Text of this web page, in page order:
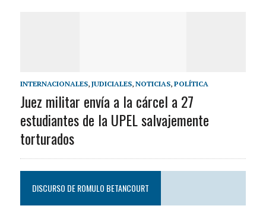
INTERNACIONALES, JUDICIALES, NOTICIAS, POLÍTICA
Juez militar envía a la cárcel a 27
estudiantes de la UPEL salvajemente
torturados
DISCURSO DE ROMULO BETANCOURT